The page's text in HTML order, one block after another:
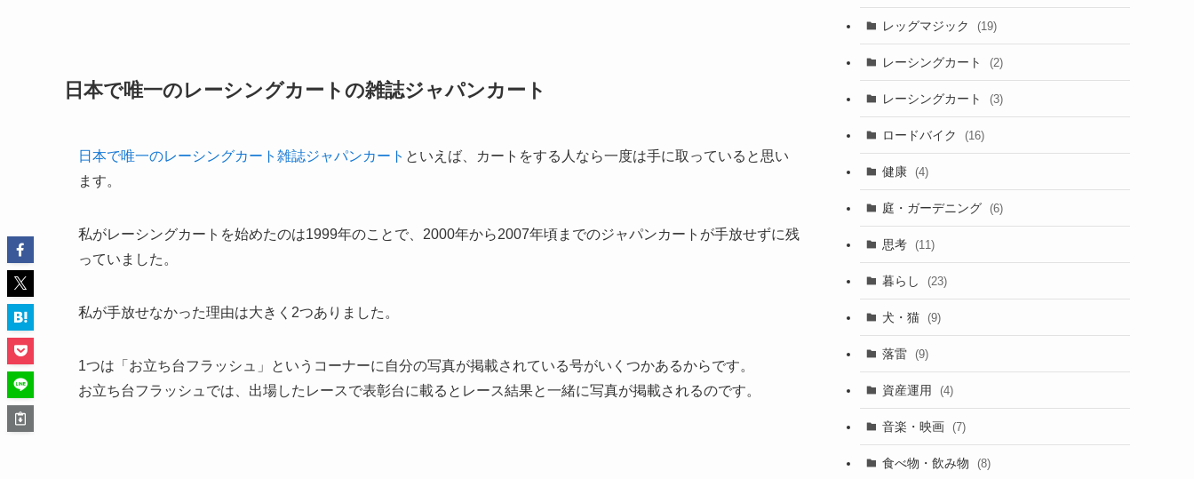
日本で唯一のレーシングカートの雑誌ジャパンカート
日本で唯一のレーシングカート雑誌ジャパンカート といえば、カートをする人なら一度は手に取っていると思い
ます。
私がレーシングカートを始めたのは1999年のことで、2000年から2007年頃までのジャパンカートが手放せずに残
っていました。
私が手放せなかった理由は大きく2つありました。
1つは「お立ち台フラッシュ」というコーナーに自分の写真が掲載されている号がいくつかあるからです。
お立ち台フラッシュでは、出場したレースで表彰台に載るとレース結果と一緒に写真が掲載されるのです。
レッグマジック (19)
レーシングカート (2)
レーシングカート (3)
ロードバイク (16)
健康 (4)
庭・ガーデニング (6)
思考 (11)
暮らし (23)
犬・猫 (9)
落雷 (9)
資産運用 (4)
音楽・映画 (7)
食べ物・飲み物 (8)